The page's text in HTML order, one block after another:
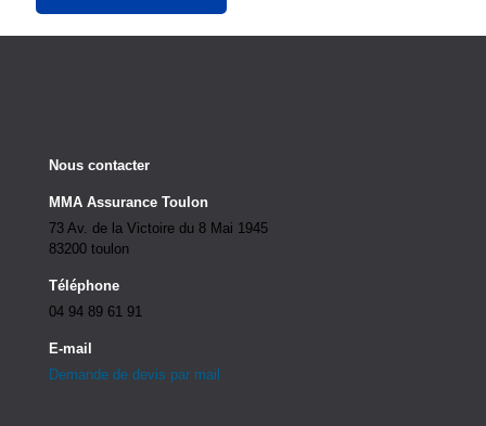
Nous contacter
MMA Assurance Toulon
73 Av. de la Victoire du 8 Mai 1945
83200 toulon
Téléphone
04 94 89 61 91
E-mail
Demande de devis par mail